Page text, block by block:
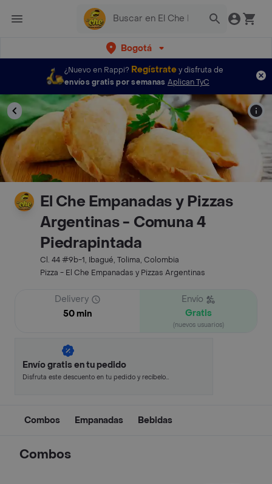
Bogotá
¿Nuevo en Rappi? Regístratey disfruta de
envíos gratis por semanas Aplican TyC
El Che Empanadas y Pizzas
Argentinas - Comuna 4
Piedrapintada
Cl. 44 #9b-1, Ibagué, Tolima, Colombia
Pizza - El Che Empanadas y Pizzas Argentinas
Delivery
50 min
Envío
Gratis
(nuevos usuarios)
Envío gratis en tu pedido
Disfruta este descuento en tu pedido y recíbelo
Combos Empanadas Bebidas
Combos